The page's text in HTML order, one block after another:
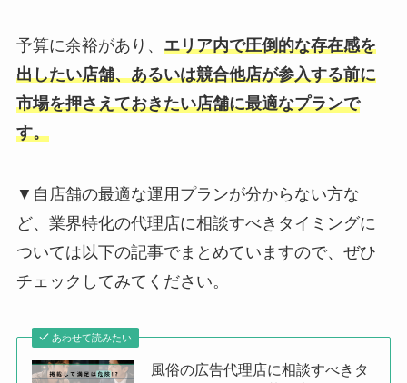
予算に余裕があり、 エリア内で圧倒的な存在感を
出したい店舗、あるいは競合他店が参入する前に
市場を押さえておきたい店舗に最適なプランで
す。
▼自店舗の最適な運用プランが分からない方な
ど、業界特化の代理店に相談すべきタイミングに
ついては以下の記事でまとめていますので、ぜひ
チェックしてみてください。
あわせて読みたい
風俗の広告代理店に相談すべきタ